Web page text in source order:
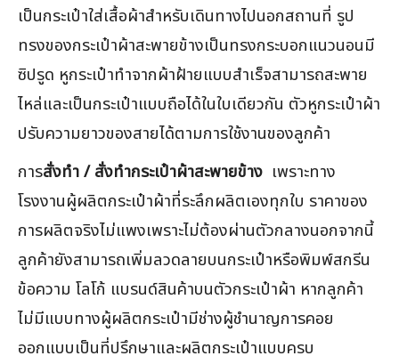
เป็นกระเป๋าใส่เสื้อผ้าสำหรับเดินทางไปนอกสถานที่ รูป
ทรงของกระเป๋าผ้าสะพายข้างเป็นทรงกระบอกแนวนอนมี
ซิปรูด หูกระเป๋าทำจากผ้าฝ้ายแบบสำเร็จสามารถสะพาย
ไหล่และเป็นกระเป๋าแบบถือได้ในใบเดียวกัน ตัวหูกระเป๋าผ้า
ปรับความยาวของสายได้ตามการใช้งานของลูกค้า
การสั่งทำ / สั่งทำกระเป๋าผ้าสะพายข้าง เพราะทาง
โรงงานผู้ผลิตกระเป๋าผ้าที่ระลึกผลิตเองทุกใบ ราคาของ
การผลิตจริงไม่แพงเพราะไม่ต้องผ่านตัวกลางนอกจากนี้
ลูกค้ายังสามารถเพิ่มลวดลายบนกระเป๋าหรือพิมพ์สกรีน
ข้อความ โลโก้ แบรนด์สินค้าบนตัวกระเป๋าผ้า หากลูกค้า
ไม่มีแบบทางผู้ผลิตกระเป๋ามีช่างผู้ชำนาญการคอย
ออกแบบเป็นที่ปรึกษาและผลิตกระเป๋าแบบครบ